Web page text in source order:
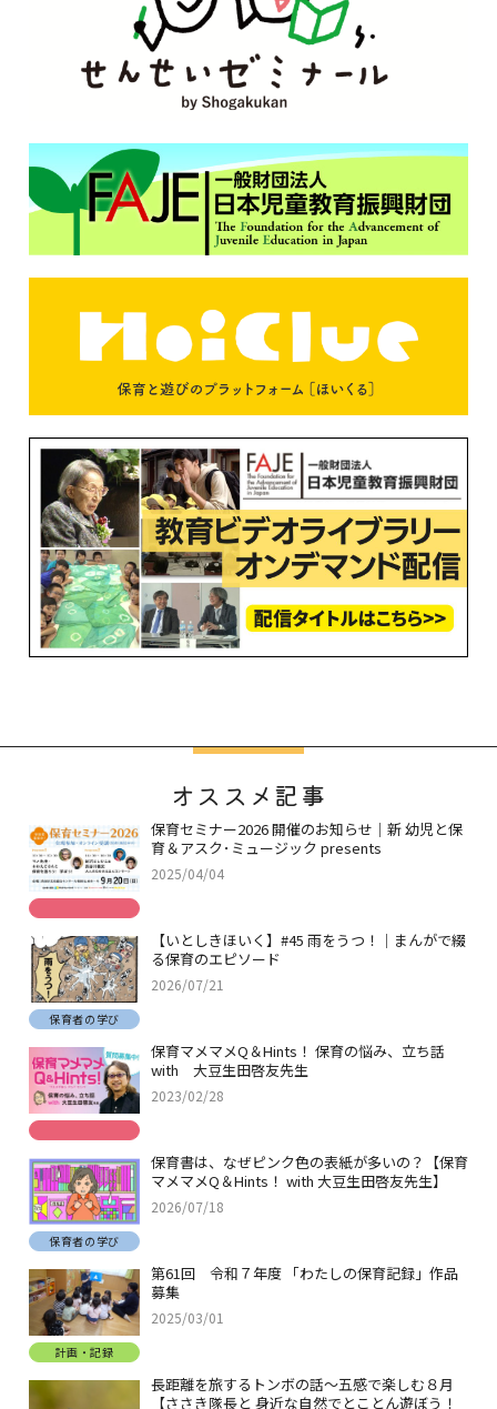
オススメ記事
保育セミナー2026 開催のお知らせ｜新 幼児と保
育＆アスク･ミュージック presents
2025/04/04
【いとしきほいく】#45 雨をうつ！｜まんがで綴
る保育のエピソード
2026/07/21
保育者の学び
保育マメマメQ＆Hints！ 保育の悩み、立ち話
with 大豆生田啓友先生
2023/02/28
保育書は、なぜピンク色の表紙が多いの？【保育
マメマメQ＆Hints！ with 大豆生田啓友先生】
2026/07/18
保育者の学び
第61回 令和７年度 「わたしの保育記録」作品
募集
2025/03/01
計画・記録
長距離を旅するトンボの話～五感で楽しむ８月
【ささき隊長と 身近な自然でとことん遊ぼう！